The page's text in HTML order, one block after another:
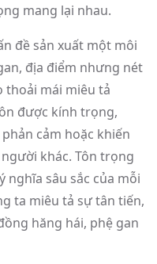
mang lại nhau.
đề sản xuất một môi
địa điểm nhưng nét
thoải mái miêu tả
được kính trọng,
cảm hoặc khiến
khác. Tôn trọng
nghĩa sâu sắc của mỗi
ta miêu tả sự tân tiến,
hăng hái, phệ gan